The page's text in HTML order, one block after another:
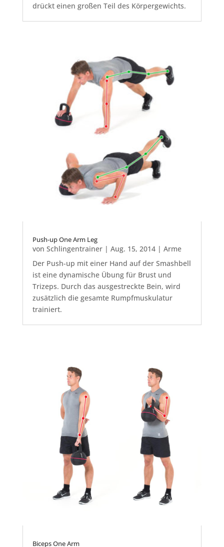
drückt einen großen Teil des Körpergewichts.
Push-up One Arm Leg
von Schlingentrainer| Aug. 15, 2014| Arme
Der Push-up mit einer Hand auf der Smashbell
ist eine dynamische Übung für Brust und
Trizeps. Durch das ausgestreckte Bein, wird
zusätzlich die gesamte Rumpfmuskulatur
trainiert.
Biceps One Arm